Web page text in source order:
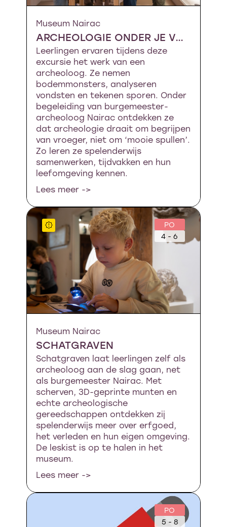
Museum Nairac
ARCHEOLOGIE ONDER JE VOETEN
Leerlingen ervaren tijdens deze
excursie het werk van een
archeoloog. Ze nemen
bodemmonsters, analyseren
vondsten en tekenen sporen. Onder
begeleiding van burgemeester-
archeoloog Nairac ontdekken ze
dat archeologie draait om begrijpen
van vroeger, niet om ‘mooie spullen’.
Zo leren ze spelenderwijs
samenwerken, tijdvakken en hun
leefomgeving kennen.
Lees meer ->
PO
4 - 6
Museum Nairac
SCHATGRAVEN
Schatgraven laat leerlingen zelf als
archeoloog aan de slag gaan, net
als burgemeester Nairac. Met
scherven, 3D-geprinte munten en
echte archeologische
gereedschappen ontdekken zij
spelenderwijs meer over erfgoed,
het verleden en hun eigen omgeving.
De leskist is op te halen in het
museum.
Lees meer ->
PO
5 - 8